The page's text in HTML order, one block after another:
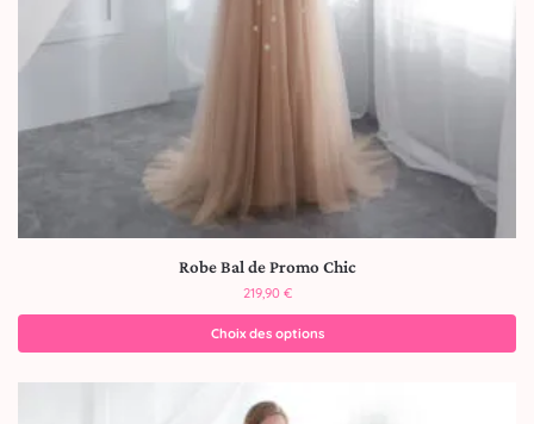
Robe Bal de Promo Chic
219,90 €
Choix des options